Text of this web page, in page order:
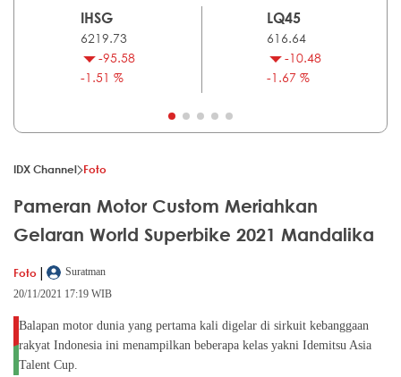
IHSG
6219.73
-95.58
-1.51 %
LQ45
616.64
-10.48
-1.67 %
IDX Channel Foto
Pameran Motor Custom Meriahkan
Gelaran World Superbike 2021 Mandalika
Foto |
Suratman
20/11/2021 17:19 WIB
Balapan motor dunia yang pertama kali digelar di sirkuit kebanggaan
rakyat Indonesia ini menampilkan beberapa kelas yakni Idemitsu Asia
Talent Cup.